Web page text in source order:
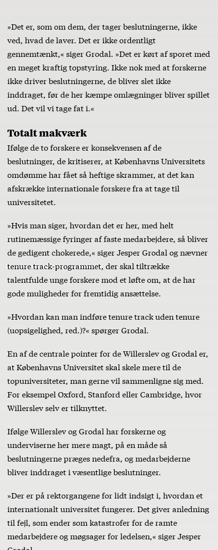
»Det er, som om dem, der tager beslutningerne, ikke
ved, hvad de laver. Det er ikke ordentligt
gennemtænkt,« siger Grodal. »Det er kørt af sporet med
en meget kraftig topstyring. Ikke nok med at forskerne
ikke driver beslutningerne, de bliver slet ikke
inddraget, før de her kæmpe omlægninger bliver spillet
ud. Det vil vi tage fat i.«
Totalt makværk
Ifølge de to forskere er konsekvensen af de
beslutninger, de kritiserer, at Københavns Universitets
omdømme har fået så heftige skrammer, at det kan
afskrække internationale forskere fra at tage til
universitetet.
»Hvis man siger, hvordan det er her, med helt
rutinemæssige fyringer af faste medarbejdere, så bliver
de gedigent chokerede,« siger Jesper Grodal og nævner
tenure track-programmet, der skal tiltrække
talentfulde unge forskere mod et løfte om, at de har
gode muligheder for fremtidig ansættelse.
»Hvordan kan man indføre tenure track uden tenure
(uopsigelighed, red.)?« spørger Grodal.
En af de centrale pointer for de Willerslev og Grodal er,
at Københavns Universitet skal skele mere til de
topuniversiteter, man gerne vil sammenligne sig med.
For eksempel Oxford, Stanford eller Cambridge, hvor
Willerslev selv er tilknyttet.
Ifølge Willerslev og Grodal har forskerne og
underviserne her mere magt, på en måde så
beslutningerne præges nedefra, og medarbejderne
bliver inddraget i væsentlige beslutninger.
»Der er på rektorgangene for lidt indsigt i, hvordan et
internationalt universitet fungerer. Det giver anledning
til fejl, som ender som katastrofer for de ramte
medarbejdere og møgsager for ledelsen,« siger Jesper